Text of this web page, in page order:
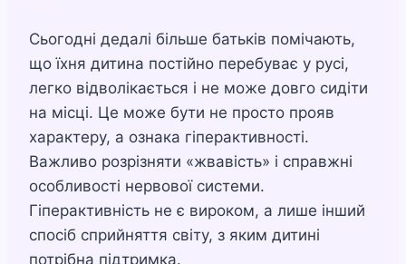
Сьогодні дедалі більше батьків помічають,
що їхня дитина постійно перебуває у русі,
легко відволікається і не може довго сидіти
на місці. Це може бути не просто прояв
характеру, а ознака гіперактивності.
Важливо розрізняти «жвавість» і справжні
особливості нервової системи.
Гіперактивність не є вироком, а лише інший
спосіб сприйняття світу, з яким дитині
потрібна підтримка.